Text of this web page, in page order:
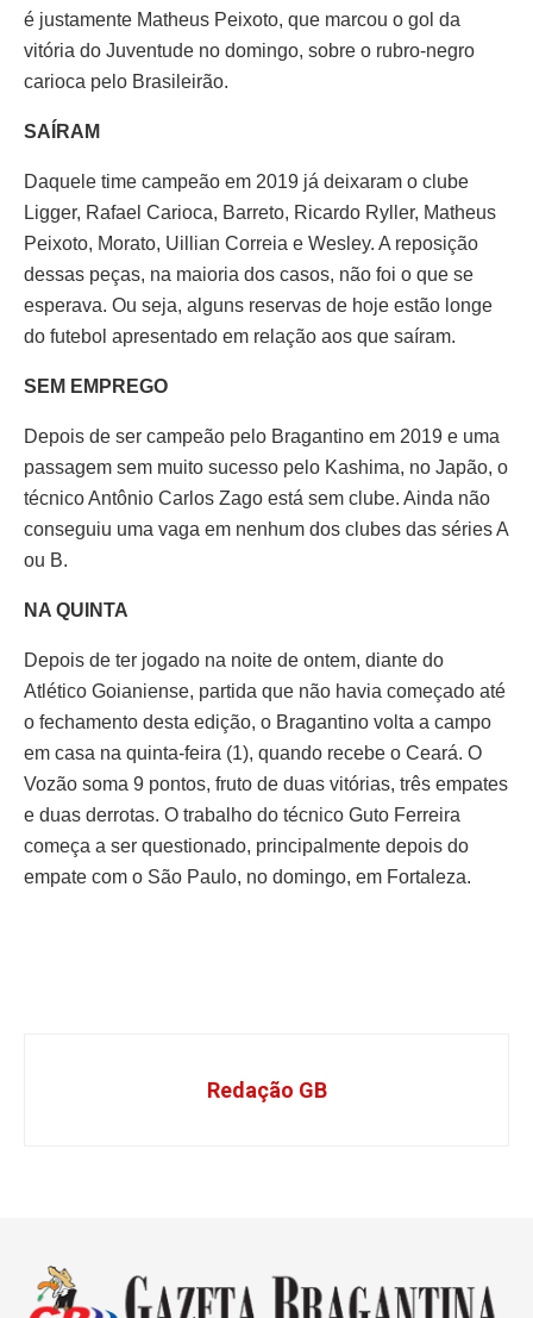
é justamente Matheus Peixoto, que marcou o gol da
vitória do Juventude no domingo, sobre o rubro-negro
carioca pelo Brasileirão.
SAÍRAM
Daquele time campeão em 2019 já deixaram o clube
Ligger, Rafael Carioca, Barreto, Ricardo Ryller, Matheus
Peixoto, Morato, Uillian Correia e Wesley. A reposição
dessas peças, na maioria dos casos, não foi o que se
esperava. Ou seja, alguns reservas de hoje estão longe
do futebol apresentado em relação aos que saíram.
SEM EMPREGO
Depois de ser campeão pelo Bragantino em 2019 e uma
passagem sem muito sucesso pelo Kashima, no Japão, o
técnico Antônio Carlos Zago está sem clube. Ainda não
conseguiu uma vaga em nenhum dos clubes das séries A
ou B.
NA QUINTA
Depois de ter jogado na noite de ontem, diante do
Atlético Goianiense, partida que não havia começado até
o fechamento desta edição, o Bragantino volta a campo
em casa na quinta-feira (1), quando recebe o Ceará. O
Vozão soma 9 pontos, fruto de duas vitórias, três empates
e duas derrotas. O trabalho do técnico Guto Ferreira
começa a ser questionado, principalmente depois do
empate com o São Paulo, no domingo, em Fortaleza.
Redação GB